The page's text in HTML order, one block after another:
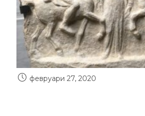
февруари 27, 2020